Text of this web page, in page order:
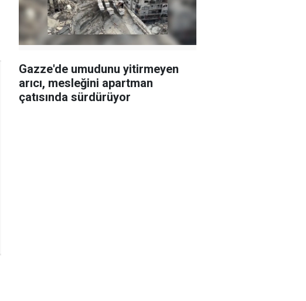
Gazze'de umudunu yitirmeyen
arıcı, mesleğini apartman
çatısında sürdürüyor